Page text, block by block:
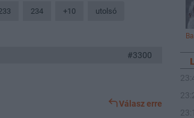
234 +10 utolsó
#3300
Válasz erre